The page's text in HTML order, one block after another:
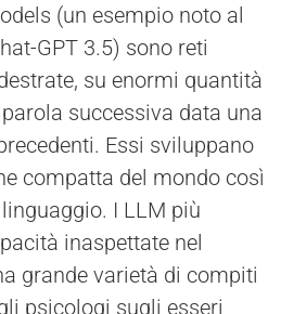
(un esempio noto al
GPT 3.5) sono reti
su enormi quantità
successiva data una
Essi sviluppano
compatta del mondo così
I LLM più
inaspettate nel
grande varietà di compiti
psicologi sugli esseri